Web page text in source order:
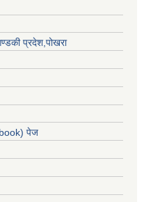
प्रदेश,पोखरा
पेज